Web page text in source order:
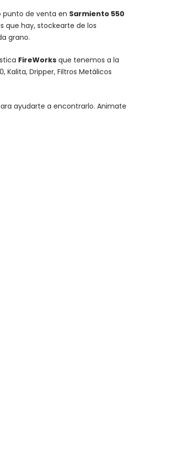
punto de venta en Sarmiento 550
que hay, stockearte de los
grano.
FireWorks que tenemos a la
Kalita, Dripper, Filtros Metálicos
ayudarte a encontrarlo. Animate